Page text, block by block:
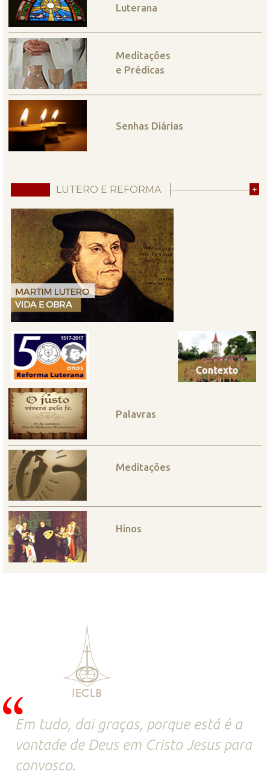
Luterana
Meditações
e Prédicas
Senhas Diárias
LUTERO E REFORMA +
Palavras
Meditações
Hinos
Em tudo, dai graças, porque está é a
vontade de Deus em Cristo Jesus para
convosco.